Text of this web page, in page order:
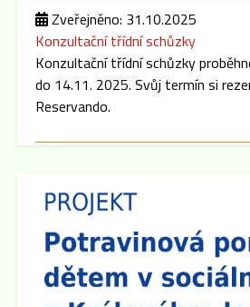
Zveřejněno: 31.10.2025
Konzultační třídní schůzky
Konzultační třídní schůzky
do 14.11. 2025. Svůj termín si
Reservando.
Dne 15.9. 2025 cca v 16:00 hod se
Plenární schůze SRPŠ budou
jednotlivých tříd. Pokud dojde k
předem se omlouváme, učitelský
představit do prvních a šestých tříd.